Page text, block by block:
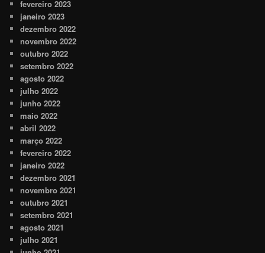
fevereiro 2023
janeiro 2023
dezembro 2022
novembro 2022
outubro 2022
setembro 2022
agosto 2022
julho 2022
junho 2022
maio 2022
abril 2022
março 2022
fevereiro 2022
janeiro 2022
dezembro 2021
novembro 2021
outubro 2021
setembro 2021
agosto 2021
julho 2021